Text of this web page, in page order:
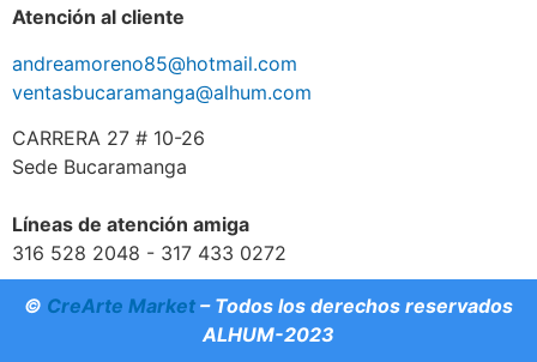
Atención al cliente
andreamoreno85@hotmail.com
ventasbucaramanga@alhum.com
CARRERA 27 # 10-26
Sede Bucaramanga
Líneas de atención amiga
316 528 2048 - 317 433 0272
© CreArte Market – Todos los derechos reservados
ALHUM-2023